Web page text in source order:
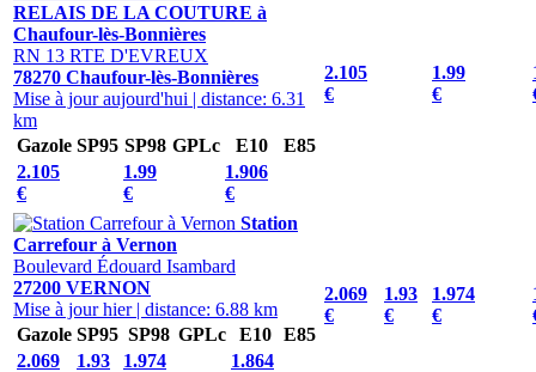
RELAIS DE LA COUTURE à
Chaufour-lès-Bonnières
RN 13 RTE D'EVREUX
78270 Chaufour-lès-Bonnières
Mise à jour aujourd'hui | distance: 6.31
km
Gazole SP95 SP98 GPLc E10
E85
2.105
€
1.99
€
1.906
€
2.105
€
1.99
€
Station
Carrefour à Vernon
Boulevard Édouard Isambard
27200 VERNON
Mise à jour hier | distance: 6.88 km
Gazole SP95 SP98 GPLc E10
E85
2.069
1.93
1.974
1.864
2.069
€
1.93
€
1.974
€